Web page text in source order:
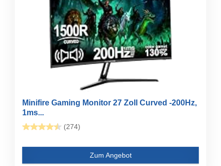
Minifire Gaming Monitor 27 Zoll Curved -200Hz,
1ms...
(274)
Zum Angebot